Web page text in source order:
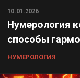
10.01.2026
Нумерология
способы
НУМЕРОЛОГИЯ